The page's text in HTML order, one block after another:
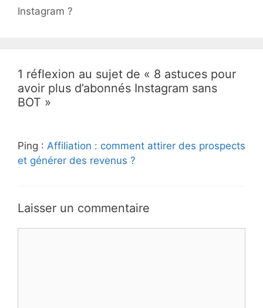
Instagram ?
1 réflexion au sujet de « 8 astuces pour
avoir plus d’abonnés Instagram sans
BOT »
Ping : Affiliation : comment attirer des prospects
et générer des revenus ?
Laisser un commentaire